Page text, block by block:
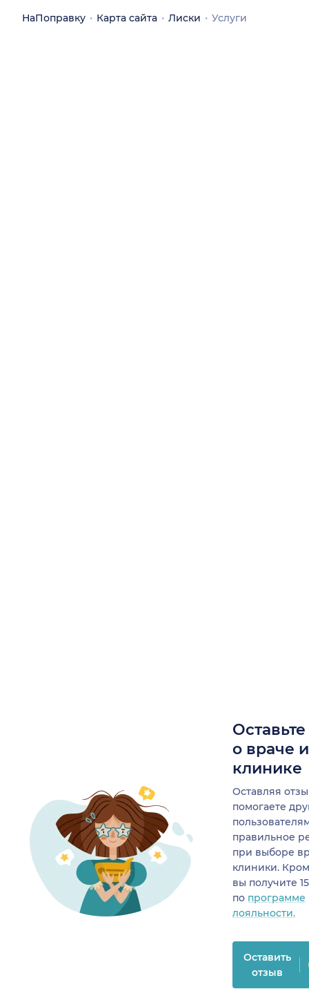
НаПоправку Карта сайта Лиски Услуги
о враче
клинике
Оставляя
помогаете
правильное
при выборе
клиники.
вы получите
по программе
лояльности.
Оставить
отзыв